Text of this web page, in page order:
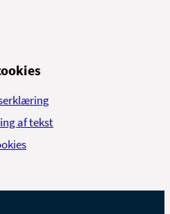
af tekst